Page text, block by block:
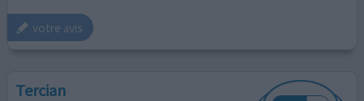
votre avis
Tercian